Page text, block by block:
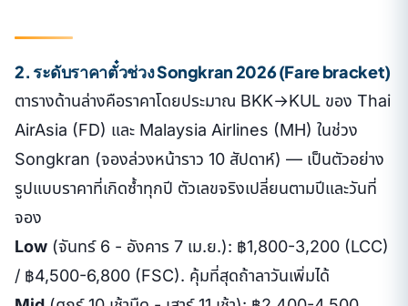
2. ระดับราคาตั๋วช่วง Songkran 2026 (Fare bracket)
ตารางด้านล่างคือราคาโดยประมาณ BKK→KUL ของ Thai
AirAsia (FD) และ Malaysia Airlines (MH) ในช่วง
Songkran (จองล่วงหน้าราว 10 สัปดาห์) — เป็นตัวอย่าง
รูปแบบราคาที่เกิดซ้ำทุกปี ตัวเลขจริงเปลี่ยนตามปีและวันที่
จอง
Low (จันทร์ 6 - อังคาร 7 เม.ย.): ฿1,800-3,200 (LCC)
/ ฿4,500-6,800 (FSC). คุ้มที่สุดถ้าลาวันเพิ่มได้